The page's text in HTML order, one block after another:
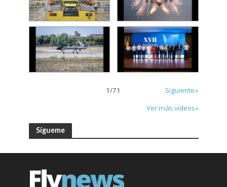
1/71
Siguiente»
Ver más vídeos»
Sígueme